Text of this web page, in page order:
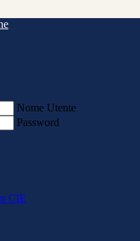
Nome Utente
Password
CIE